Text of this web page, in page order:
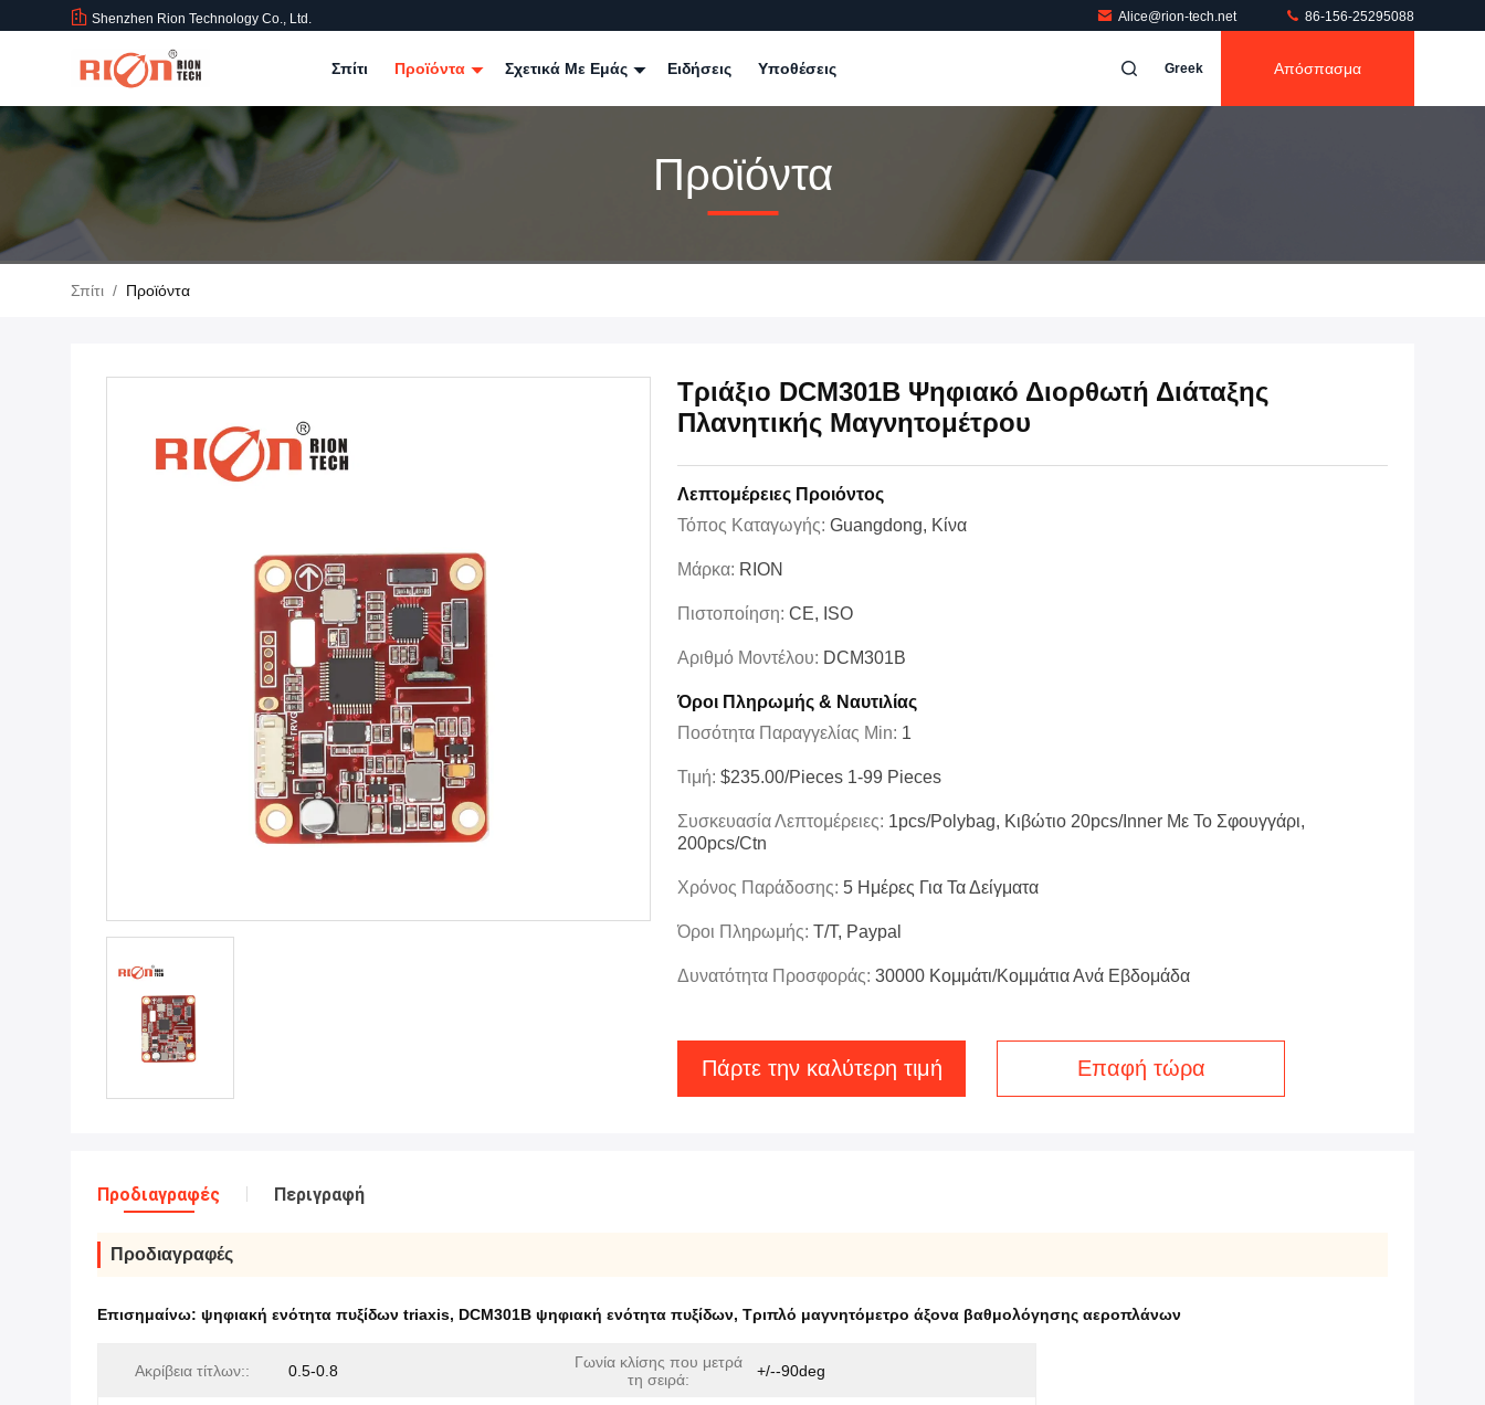
Shenzhen Rion Technology Co., Ltd. Alice@rion-tech.net 86-156-25295088
Σπίτι Προϊόντα Σχετικά Με Εμάς Ειδήσεις Υποθέσεις Greek Απόσπασμα
Προϊόντα
Σπίτι / Προϊόντα
Τριάξιο DCM301B Ψηφιακό Διορθωτή Διάταξης
Πλανητικής Μαγνητομέτρου
Λεπτομέρειες Προιόντος
Τόπος Καταγωγής: Guangdong, Κίνα
Μάρκα: RION
Πιστοποίηση: CE, ISO
Αριθμό Μοντέλου: DCM301B
Όροι Πληρωμής & Ναυτιλίας
Ποσότητα Παραγγελίας Min: 1
Τιμή: $235.00/Pieces 1-99 Pieces
Συσκευασία Λεπτομέρειες: 1pcs/polybag, Κιβώτιο 20pcs/inner Με Το Σφουγγάρι,
200pcs/ctn
Χρόνος Παράδοσης: 5 Ημέρες Για Τα Δείγματα
Όροι Πληρωμής: T/T, Paypal
Δυνατότητα Προσφοράς: 30000 Κομμάτι/κομμάτια Ανά Εβδομάδα
Πάρτε την καλύτερη τιμή Επαφή τώρα
Προδιαγραφές Περιγραφή
Προδιαγραφές
Επισημαίνω: ψηφιακή ενότητα πυξίδων triaxis, DCM301B ψηφιακή ενότητα πυξίδων, Τριπλό μαγνητόμετρο άξονα βαθμολόγησης αεροπλάνων
Ακρίβεια τίτλων:: 0.5-0.8
Γωνία κλίσης που μετρά
τη σειρά:
+/--90deg